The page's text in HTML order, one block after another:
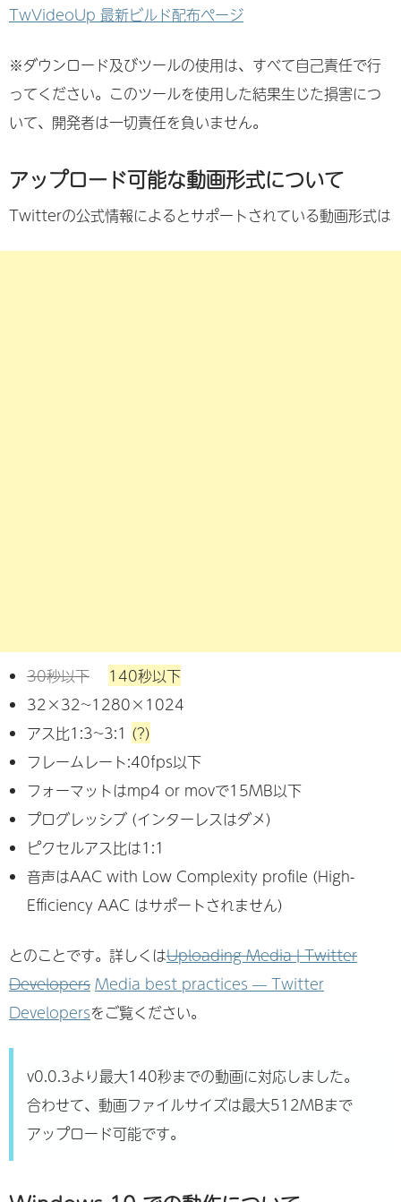
TwVideoUp 最新ビルド配布ページ
※ダウンロード及びツールの使用は、すべて自己責任で行
ってください。このツールを使用した結果生じた損害につ
いて、開発者は一切責任を負いません。
アップロード可能な動画形式について
Twitterの公式情報によるとサポートされている動画形式は
30秒以下
140秒以下
32×32~1280×1024
アス比1:3~3:1 (?)
フレームレート:40fps以下
フォーマットはmp4 or movで15MB以下
プログレッシブ (インターレスはダメ)
ピクセルアス比は1:1
音声はAAC with Low Complexity profile (High-
Efficiency AAC はサポートされません)
とのことです。詳しくはUploading Media | Twitter
Developers Media best practices — Twitter
Developersをご覧ください。
v0.0.3より最大140秒までの動画に対応しました。
合わせて、動画ファイルサイズは最大512MBまで
アップロード可能です。